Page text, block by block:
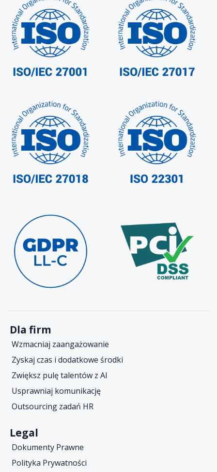
Dla firm
Wzmacniaj zaangażowanie
Zyskaj czas i dodatkowe środki
Zwiększ pulę talentów z AI
Usprawniaj komunikację
Outsourcing zadań HR
Legal
Dokumenty Prawne
Polityka Prywatności